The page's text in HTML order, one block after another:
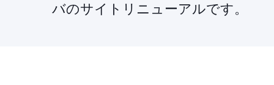
バのサイトリニューアルです。